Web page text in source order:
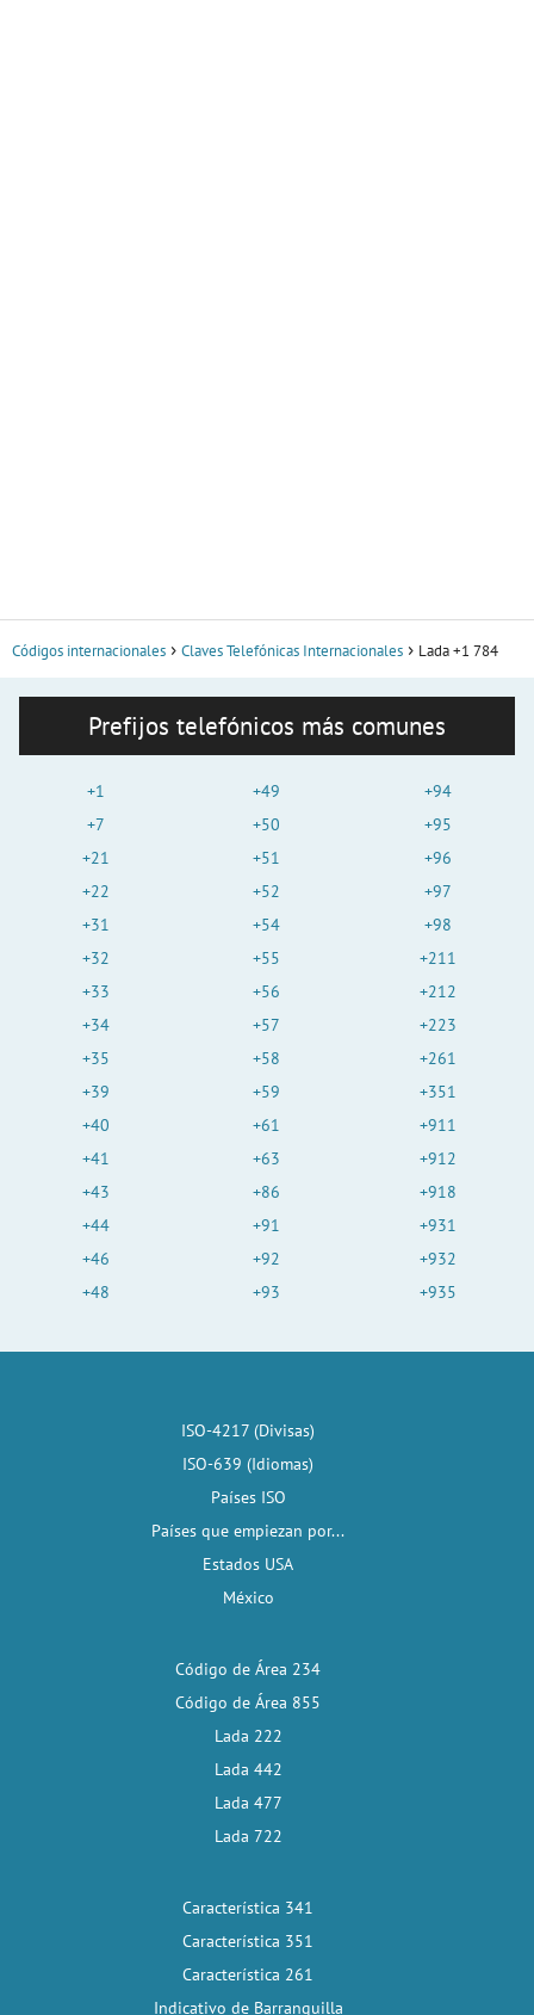
Códigos internacionales Claves Telefónicas Internacionales Lada +1 784
Prefijos telefónicos más comunes
+1
+7
+21
+22
+31
+32
+33
+34
+35
+39
+40
+41
+43
+44
+46
+48
+49
+50
+51
+52
+54
+55
+56
+57
+58
+59
+61
+63
+86
+91
+92
+93
+94
+95
+96
+97
+98
+211
+212
+223
+261
+351
+911
+912
+918
+931
+932
+935
ISO-4217 (Divisas)
ISO-639 (Idiomas)
Países ISO
Países que empiezan por...
Estados USA
México
Código de Área 234
Código de Área 855
Lada 222
Lada 442
Lada 477
Lada 722
Característica 341
Característica 351
Característica 261
Indicativo de Barranquilla